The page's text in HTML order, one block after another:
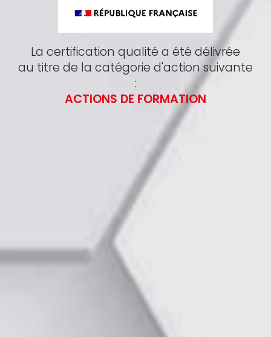
La certification qualité a été délivrée
au titre de la catégorie d'action suivante
:
ACTIONS DE FORMATION